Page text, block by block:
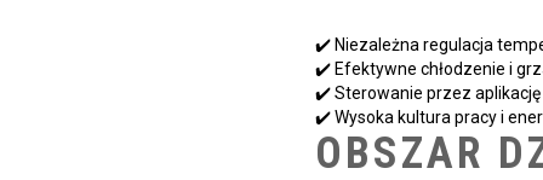
✔️ Niezależna regulacja
✔️ Efektywne chłodzenie i
✔️ Sterowanie przez aplikację
✔️ Wysoka kultura pracy i
OBSZAR